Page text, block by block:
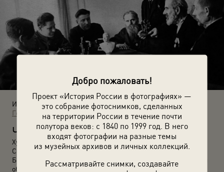
Добро пожаловать!
Проект «История России в фотографиях» —
это собрание фотоснимков, сделанных
на территории России в течение почти
полутора веков: с 1840 по 1999 год. В него
входят фотографии на разные темы
из музейных архивов и личных коллекций.
Рассматривайте снимки, создавайте
Источники:
Государственный исторический музей Южного Урала
Ч
угунолитейный завод. Цех художественного литья.
Художественный совет. П. С. Анискин, А. М. Сувочев, М. С.
Соломенцев, Н. А. Вихляев, С. М. Гилев, И. П. Кочергин, Н. Г.
Бродягин. 15 мая 1947 года. Неизвестный автор. Челябинская
область, Касли.